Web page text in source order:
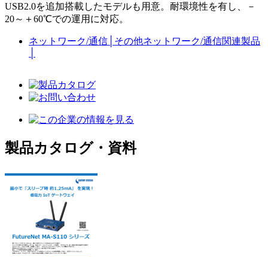
USB2.0を追加搭載したモデルも用意。耐環境性を有し、－
20～＋60℃での運用に対応。
ネットワーク/通信
その他ネットワーク/通信関連製品
製品カタログ・資料